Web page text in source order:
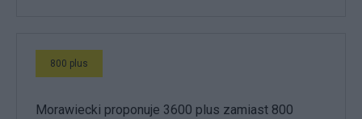
800 plus
Morawiecki proponuje 3600 plus zamiast 800